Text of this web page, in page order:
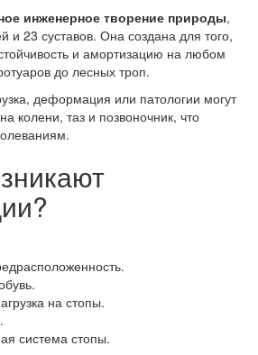
инженерное творение природы,
и 23 суставов. Она создана для того,
и амортизацию на любом
до лесных троп.
деформация или патологии могут
колени, таз и позвоночник, что
на стопы.
система стопы.